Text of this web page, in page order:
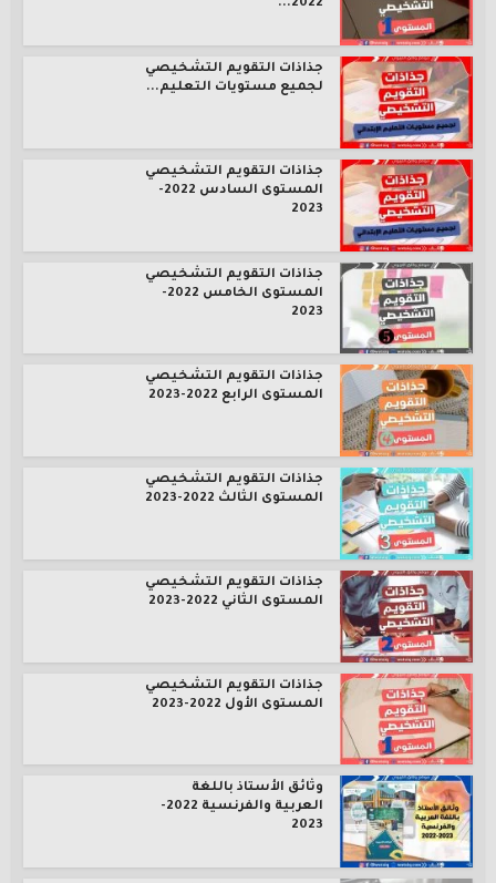
2022...
جذاذات التقويم التشخيصي
لجميع مستويات التعليم...
جذاذات التقويم التشخيصي
المستوى السادس 2022-
2023
جذاذات التقويم التشخيصي
المستوى الخامس 2022-
2023
جذاذات التقويم التشخيصي
المستوى الرابع 2022-2023
جذاذات التقويم التشخيصي
المستوى الثالث 2022-2023
جذاذات التقويم التشخيصي
المستوى الثاني 2022-2023
جذاذات التقويم التشخيصي
المستوى الأول 2022-2023
وثائق الأستاذ باللغة
العربية والفرنسية 2022-
2023